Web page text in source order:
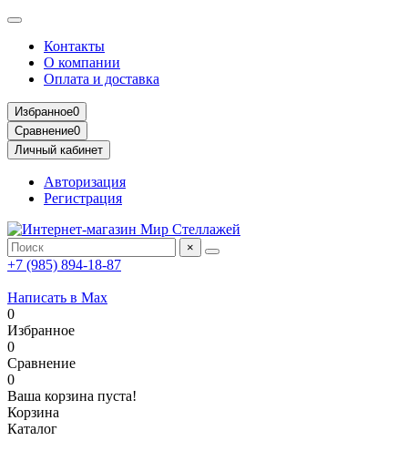
Контакты
О компании
Оплата и доставка
Избранное0
Сравнение0
Личный кабинет
Авторизация
Регистрация
×
+7 (985) 894-18-87
Написать в Max
0
Избранное
0
Сравнение
0
Ваша корзина пуста!
Корзина
Каталог